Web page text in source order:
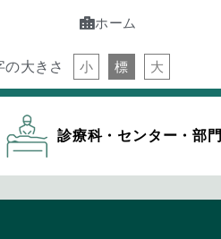
ホーム
の大きさ 小 標 大
診療科・センター・部門